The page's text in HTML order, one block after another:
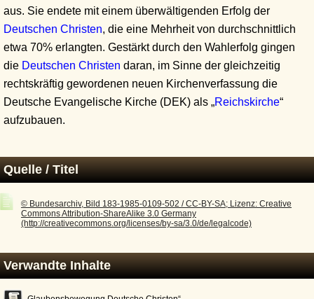
aus. Sie endete mit einem überwältigenden Erfolg der
Deutschen Christen, die eine Mehrheit von durchschnittlich
etwa 70% erlangten. Gestärkt durch den Wahlerfolg gingen
die Deutschen Christen daran, im Sinne der gleichzeitig
rechtskräftig gewordenen neuen Kirchenverfassung die
Deutsche Evangelische Kirche (DEK) als „Reichskirche“
aufzubauen.
Quelle / Titel
© Bundesarchiv, Bild 183-1985-0109-502 / CC-BY-SA; Lizenz: Creative
Commons Attribution-ShareAlike 3.0 Germany
(http://creativecommons.org/licenses/by-sa/3.0/de/legalcode)
Verwandte Inhalte